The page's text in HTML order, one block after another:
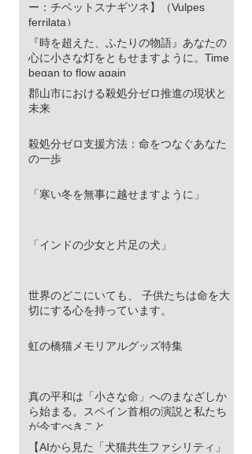
ー：チベットスナギツネ】（Vulpes
ferrilata）
『時を超えた、ふたりの物語』あなたの
心に小さな灯をともせますように。Time
began to flow again
郡山市における殺処分ゼロ推進の現状と
未来
殺処分ゼロ支援方法：命をつなぐあなた
の一歩
「寒い冬を無事に越せますように」
「インドの少女と片足の犬」
世界のどこにいても、 子供たちは命を大
切にする心を持っています。
虹の橋猫メモリアルグッズ特集
真の平和は「小さな命」へのまなざしか
ら始まる。スペイン首相の演説と私たち
が今すべきこと
【AIから見た「犬猫共生ファシリティ」